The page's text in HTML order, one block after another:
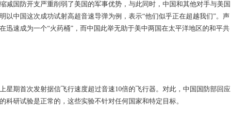
减国防开支严重削弱了美国的军事优势，与此同时，中国和其他对手与美国
以中国这次成功试射高超音速导弹为例，表示“他们似乎正在超越我们”。声
迅速成为一个“火药桶”，而中国此举无助于美中两国在太平洋地区的和平共
星期首次发射据信飞行速度超过音速10倍的飞行器。对此，中国国防部回应
科研试验是正常的，这些实验不针对任何国家和特定目标。